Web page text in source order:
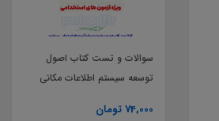
سوالات و تست کتاب اصول
توسعه سیستم اطلاعات مکانی
74,000 تومان